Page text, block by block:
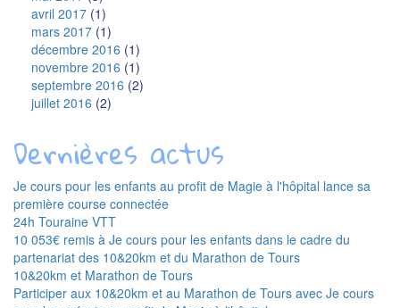
avril 2017 (1)
mars 2017 (1)
décembre 2016 (1)
novembre 2016 (1)
septembre 2016 (2)
juillet 2016 (2)
Dernières actus
Je cours pour les enfants au profit de Magie à l'hôpital lance sa
première course connectée
24h Touraine VTT
10 053€ remis à Je cours pour les enfants dans le cadre du
partenariat des 10&20km et du Marathon de Tours
10&20km et Marathon de Tours
Participer aux 10&20km et au Marathon de Tours avec Je cours